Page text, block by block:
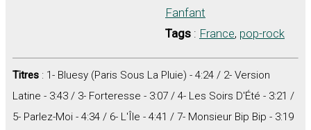
Fanfant
Tags : France, pop-rock
Titres : 1- Bluesy (Paris Sous La Pluie) - 4:24 / 2- Version
Latine - 3:43 / 3- Forteresse - 3:07 / 4- Les Soirs D'Été - 3:21 /
5- Parlez-Moi - 4:34 / 6- L'Île - 4:41 / 7- Monsieur Bip Bip - 3:19